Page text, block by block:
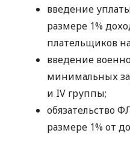
введение
размере 1%
плательщиков
введение
минимальных
и IV группы;
обязательство
размере 1% от